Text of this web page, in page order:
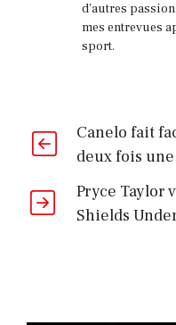
d'autres
mes entrevues
sport.
Canelo fait
deux fois
Pryce Taylor
Shields